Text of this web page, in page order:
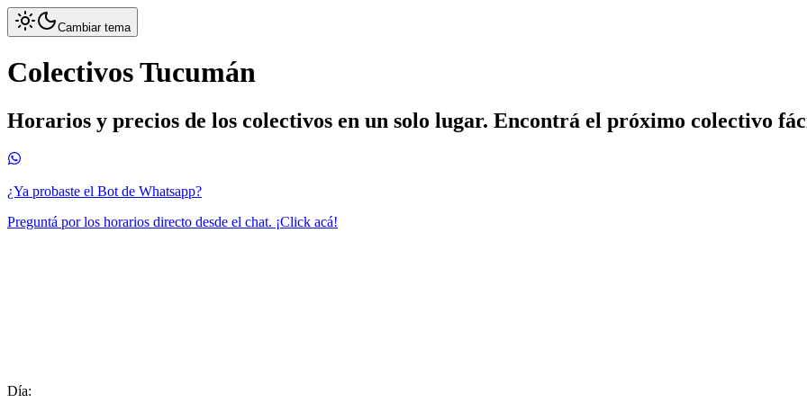
Cambiar tema
Colectivos Tucumán
Horarios y precios de los colectivos en un solo lugar. Encontrá el próximo colectivo
¿Ya probaste el Bot de Whatsapp?
Preguntá por los horarios directo desde el chat. ¡Click acá!
Día: